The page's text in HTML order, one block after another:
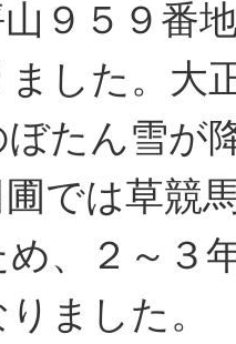
９５９番
した。大
たん雪が
では草競
め、２～３
ました。